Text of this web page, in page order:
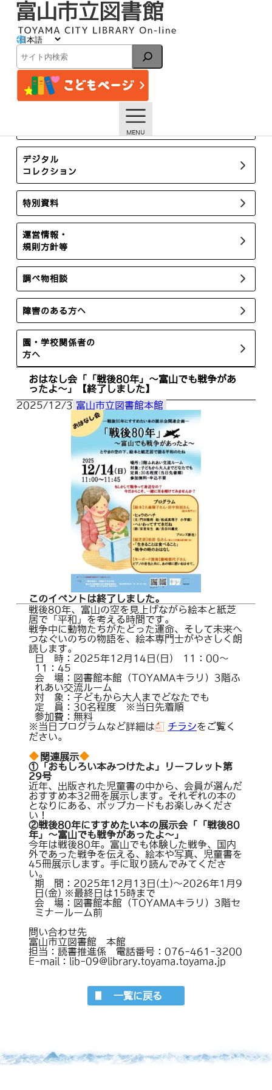
検
索
イベント
トップページ
イベント一覧
おはなし会「「戦後80年」～富山でも戦争があったよ～」
【終了しました】
デジタル
コレクション
特別資料
運営情報・
規則方針等
調べ物相談
障害のある方へ
園・学校関係者の
方へ
おはなし会「「戦後80年」～富山でも戦争があ
ったよ～」【終了しました】
2025/12/3 富山市立図書館本館
このイベントは終了しました。
戦後80年、富山の空を見上げながら絵本と紙芝
居で「平和」を考える時間です。
戦争中に動物たちがたどった運命、そして未来へ
つなぐいのちの物語を、絵本専門士がやさしく朗
読します。
日 時：2025年12月14日(日) 11：00～
11：45
会 場：図書館本館（TOYAMAキラリ）3階ふ
れあい交流ルーム
対 象：子どもから大人までどなたでも
定 員：30名程度 ※当日先着順
参加費：無料
※当日プログラムなど詳細は
チラシをご覧く
ださい。
関連展示
①「おもしろい本みつけたよ」リーフレット第
29号
近年、出版された児童書の中から、会員が選んだ
おすすめ本32冊を展示します。それぞれの本の
となりにある、ポップカードもお楽しみくださ
い！
②戦後80年にすすめたい本の展示会「「戦後80
年」～富山でも戦争があったよ～」
今年は戦後80年。富山でも体験した戦争、国内
外であった戦争を伝える、絵本や写真、児童書を
45冊展示します。手に取り読んでみてくださ
い。
期 間：2025年12月13日(土)～2026年1月9
日(金) ※最終日は15時まで
会 場：図書館本館（TOYAMAキラリ）3階セ
ミナールーム前
問い合わせ先
富山市立図書館 本館
担当：読書推進係 電話番号：076-461-3200
E-mail：lib-09@library.toyama.toyama.jp
一覧に戻る